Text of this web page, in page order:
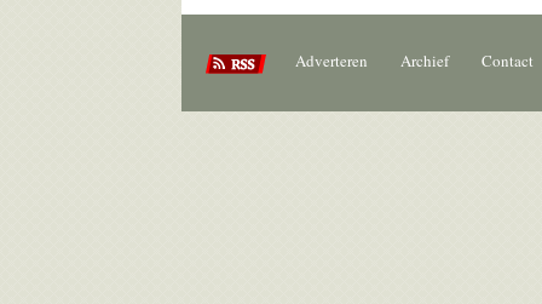
Adverteren Archief Contact